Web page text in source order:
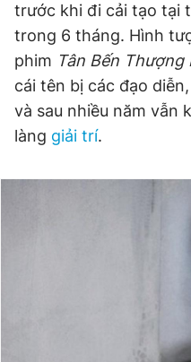
trước khi đi cải tạo tại
trong 6 tháng. Hình
phim Tân Bến Thượng
cái tên bị các đạo
và sau nhiều năm vẫn
làng giải trí.